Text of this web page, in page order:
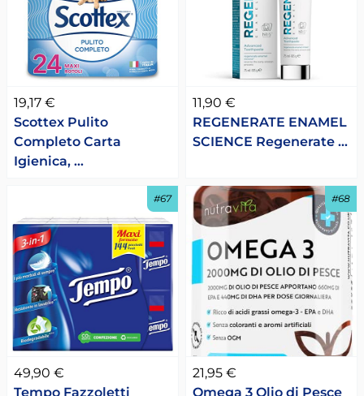
19,17 €
Scottex Pulito
Completo Carta
Igienica, …
11,90 €
REGENERATE ENAMEL
SCIENCE Regenerate …
#67
49,90 €
Tempo Fazzoletti
#68
21,95 €
Omega 3 Olio di Pesce